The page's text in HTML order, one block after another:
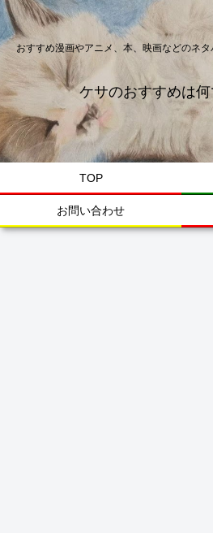
おすすめ漫画やアニメ、本、映画などのネ
ケサのおすすめは
TOP
お問い合わせ